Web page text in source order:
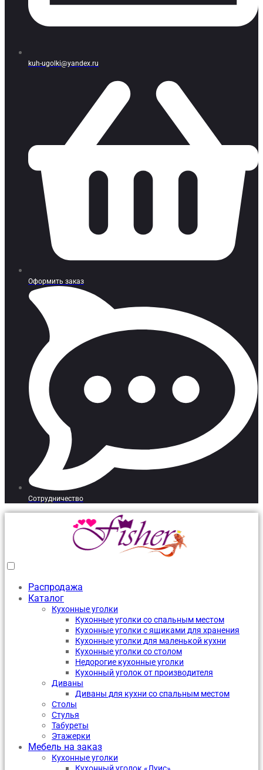
kuh-ugolki@yandex.ru
Оформить заказ
Сотрудничество
Распродажа
Каталог
Кухонные уголки
Кухонные уголки со спальным местом
Кухонные уголки с ящиками для хранения
Кухонные уголки для маленькой кухни
Кухонные уголки со столом
Недорогие кухонные уголки
Кухонный уголок от производителя
Диваны
Диваны для кухни со спальным местом
Столы
Стулья
Табуреты
Этажерки
Мебель на заказ
Кухонные уголки